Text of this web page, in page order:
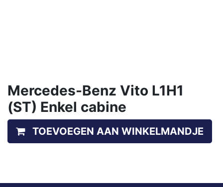
Mercedes-Benz Vito L1H1
(ST) Enkel cabine
TOEVOEGEN AAN WINKELMANDJE